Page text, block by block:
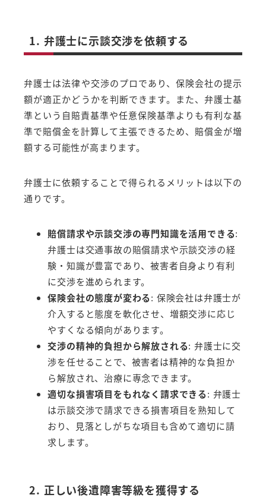
1. 弁護士に示談交渉を依頼する
弁護士は法律や交渉のプロであり、保険会社の提示
額が適正かどうかを判断できます。また、弁護士基
準という自賠責基準や任意保険基準よりも有利な基
準で賠償金を計算して主張できるため、賠償金が増
額する可能性が高まります。
弁護士に依頼することで得られるメリットは以下の
通りです。
賠償請求や示談交渉の専門知識を活用できる:
弁護士は交通事故の賠償請求や示談交渉の経
験・知識が豊富であり、被害者自身より有利
に交渉を進められます。
保険会社の態度が変わる: 保険会社は弁護士が
介入すると態度を軟化させ、増額交渉に応じ
やすくなる傾向があります。
交渉の精神的負担から解放される: 弁護士に交
渉を任せることで、被害者は精神的な負担か
ら解放され、治療に専念できます。
適切な損害項目をもれなく請求できる: 弁護士
は示談交渉で請求できる損害項目を熟知して
おり、見落としがちな項目も含めて適切に請
求します。
2. 正しい後遺障害等級を獲得する